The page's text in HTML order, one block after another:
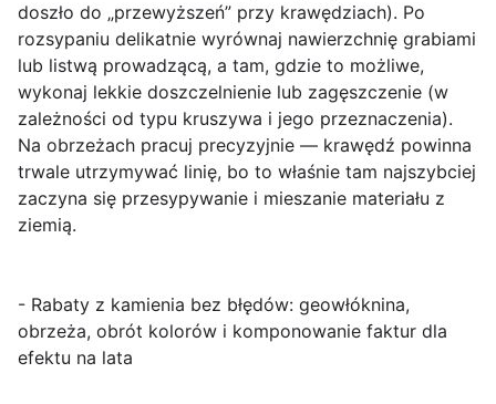
doszło do „przewyższeń” przy krawędziach). Po
rozsypaniu delikatnie wyrównaj nawierzchnię grabiami
lub listwą prowadzącą, a tam, gdzie to możliwe,
wykonaj lekkie doszczelnienie lub zagęszczenie (w
zależności od typu kruszywa i jego przeznaczenia).
Na obrzeżach pracuj precyzyjnie — krawędź powinna
trwale utrzymywać linię, bo to właśnie tam najszybciej
zaczyna się przesypywanie i mieszanie materiału z
ziemią.
- Rabaty z kamienia bez błędów: geowłóknina,
obrzeża, obrót kolorów i komponowanie faktur dla
efektu na lata